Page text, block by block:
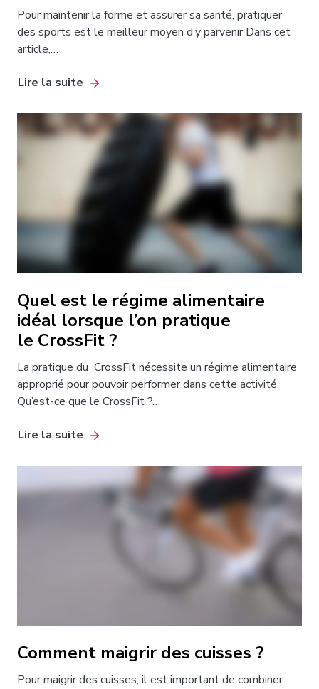
Pour maintenir la forme et assurer sa santé, pratiquer
des sports est le meilleur moyen d’y parvenir Dans cet
article,…
Lire la suite
Quel est le régime alimentaire
idéal lorsque l’on pratique
le CrossFit ?
La pratique du CrossFit nécessite un régime alimentaire
approprié pour pouvoir performer dans cette activité
Qu’est-ce que le CrossFit ?…
Lire la suite
Comment maigrir des cuisses ?
Pour maigrir des cuisses, il est important de combiner